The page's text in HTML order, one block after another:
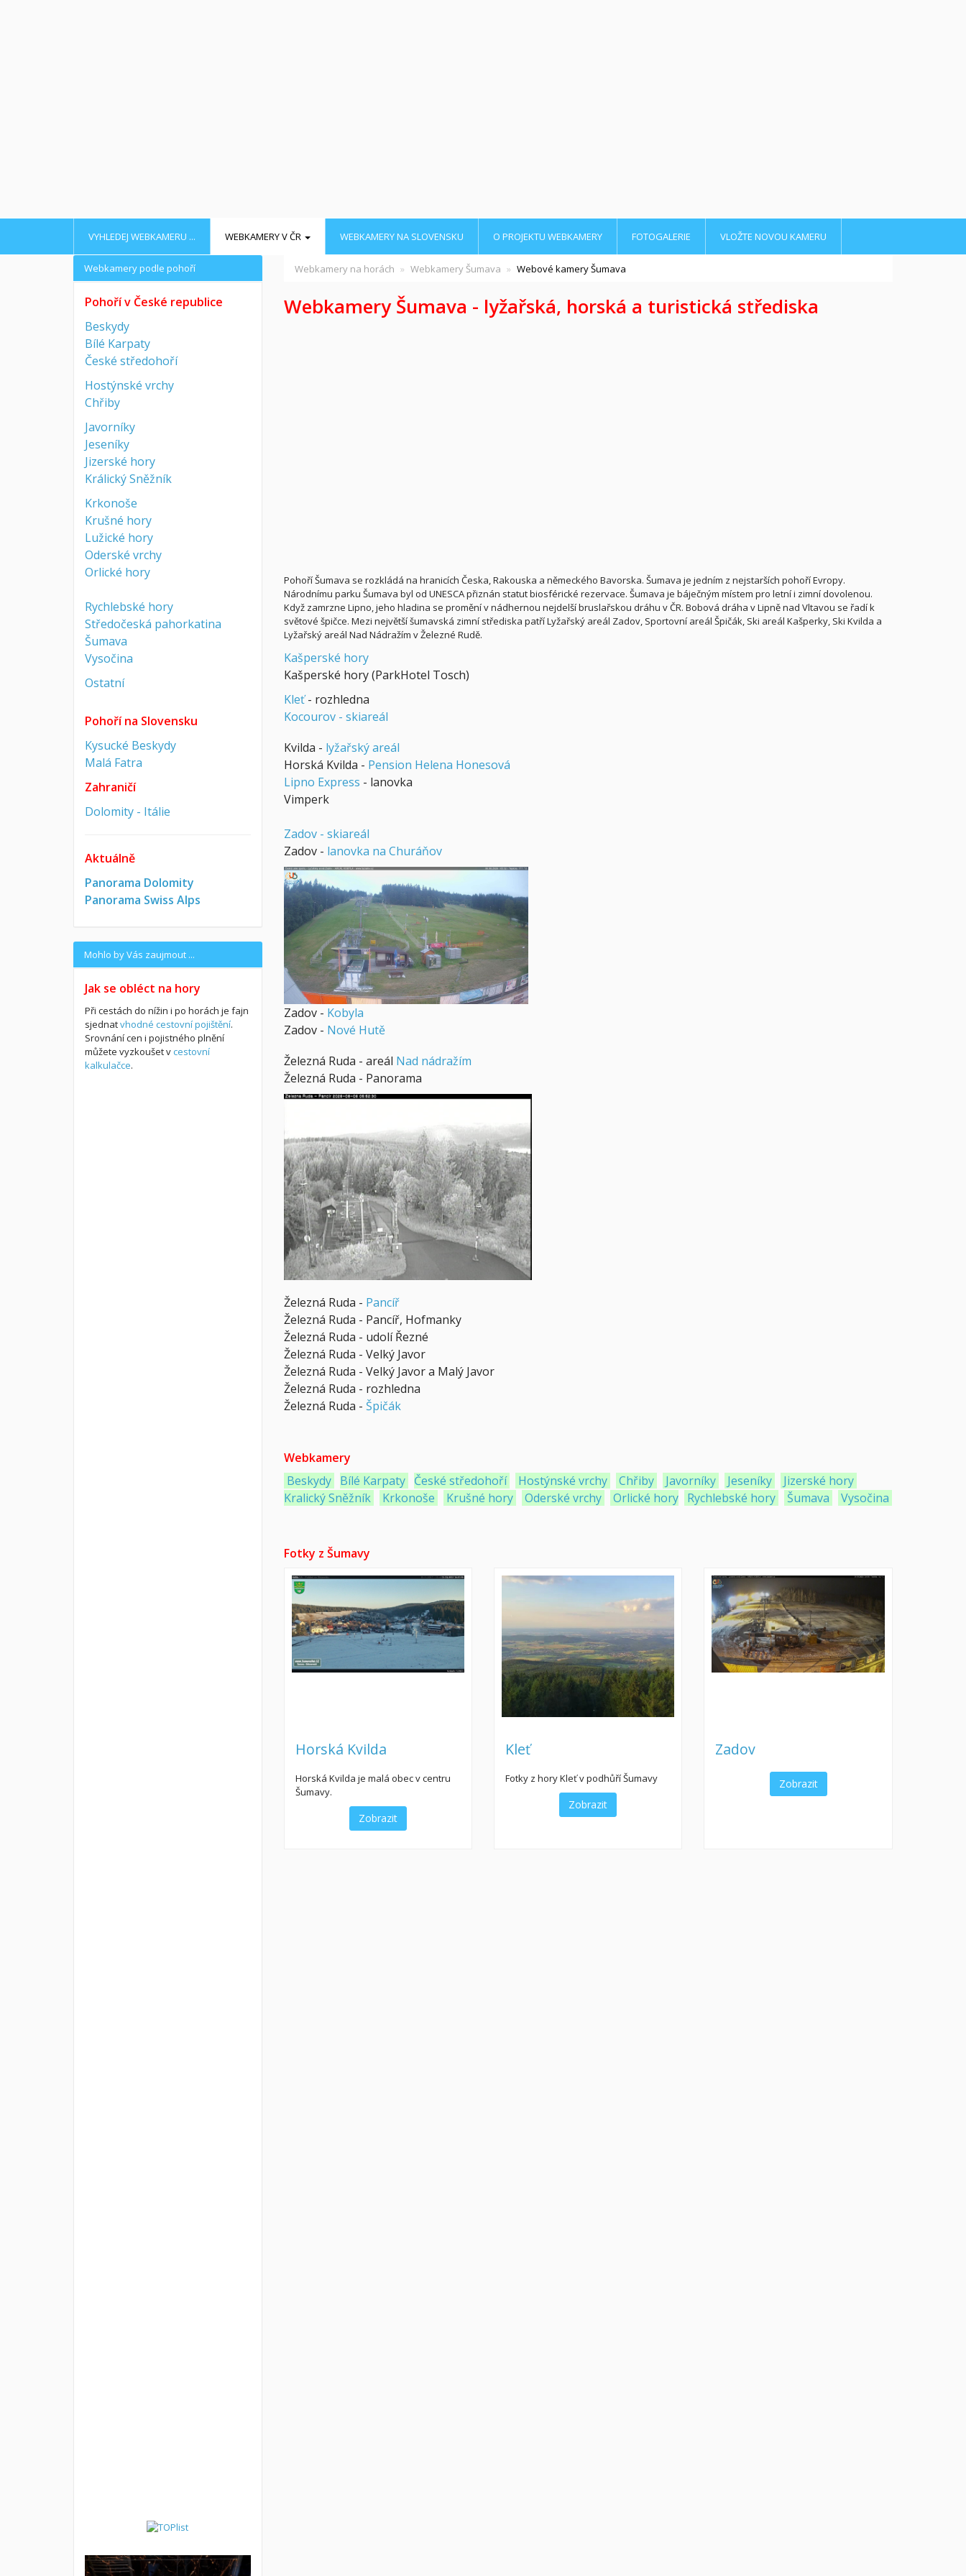
VYHLEDEJ WEBKAMERU ... WEBKAMERY V ČR WEBKAMERY NA SLOVENSKU O PROJEKTU WEBKAMERY FOTOGALERIE VLOŽTE NOVOU KAMERU
Webkamery na horách Webkamery Šumava Webové kamery Šumava
Webkamery Šumava - lyžařská, horská a turistická střediska
Pohoří Šumava se rozkládá na hranicích Česka, Rakouska a německého Bavorska. Šumava je jedním z nejstarších pohoří Evropy.
Národnímu parku Šumava byl od UNESCA přiznán statut biosférické rezervace. Šumava je báječným místem pro letní i zimní dovolenou.
Když zamrzne Lipno, jeho hladina se promění v nádhernou nejdelší bruslařskou dráhu v ČR. Bobová dráha v Lipně nad Vltavou se řadí k
světové špičce. Mezi největší šumavská zimní střediska patří Lyžařský areál Zadov, Sportovní areál Špičák, Ski areál Kašperky, Ski Kvilda a
Lyžařský areál Nad Nádražím v Železné Rudě.
Kašperské hory
Kašperské hory (ParkHotel Tosch)
Kleť- rozhledna
Kocourov - skiareál
Kvilda - lyžařský areál
Horská Kvilda - Pension Helena Honesová
Lipno Express - lanovka
Vimperk
Zadov - skiareál
Zadov - lanovka na Churáňov
Zadov - Kobyla
Zadov - Nové Hutě
Železná Ruda - areál Nad nádražím
Železná Ruda - Panorama
Železná Ruda - Pancíř
Železná Ruda - Pancíř, Hofmanky
Železná Ruda - udolí Řezné
Železná Ruda - Velký Javor
Železná Ruda - Velký Javor a Malý Javor
Železná Ruda - rozhledna
Železná Ruda - Špičák
Webkamery
Beskydy
Bílé Karpaty České středohoří Hostýnské vrchy Chřiby Javorníky Jeseníky
Jizerské hory
Kralický Sněžník
Krkonoše Krušné hory Oderské vrchy Orlické hory Rychlebské hory Šumava Vysočina
Fotky z Šumavy
Horská Kvilda
Horská Kvilda je malá obec v centru
Šumavy.
Zobrazit
Kleť
Fotky z hory Kleť v podhůří Šumavy
Zobrazit
Zadov
Zobrazit
Webkamery podle pohoří
Pohoří v České republice
Beskydy
Bílé Karpaty
České středohoří
Hostýnské vrchy
Chřiby
Javorníky
Jeseníky
Jizerské hory
Králický Sněžník
Krkonoše
Krušné hory
Lužické hory
Oderské vrchy
Orlické hory
Rychlebské hory
Středočeská pahorkatina
Šumava
Vysočina
Ostatní
Pohoří na Slovensku
Kysucké Beskydy
Malá Fatra
Zahraničí
Dolomity - Itálie
Aktuálně
Panorama Dolomity
Panorama Swiss Alps
Mohlo by Vás zaujmout ...
Jak se obléct na hory
Při cestách do nížin i po horách je fajn
sjednatvhodné cestovní pojištění.
Srovnání cen i pojistného plnění
můžete vyzkoušet vcestovní
kalkulačce.